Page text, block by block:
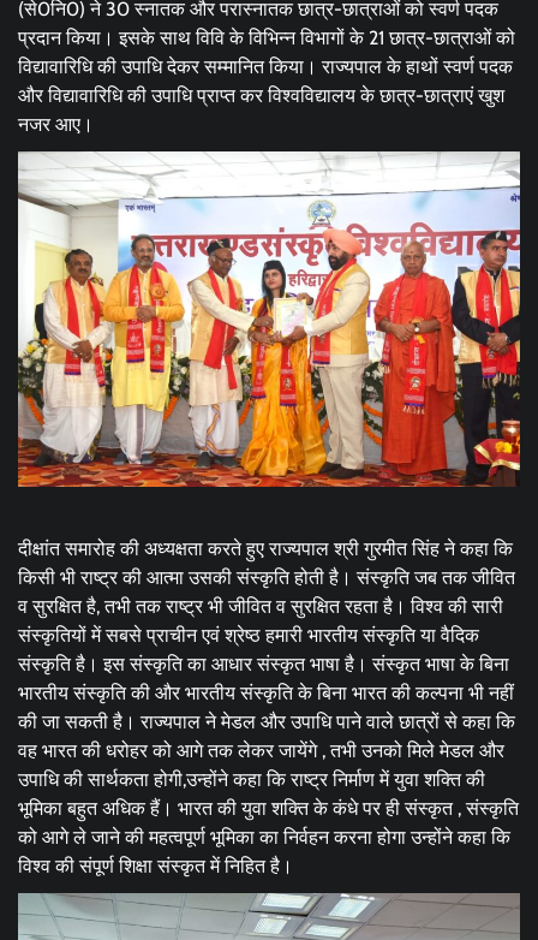
(से0नि0) ने 30 स्नातक और परास्नातक छात्र-छात्राओं को स्वर्ण पदक
प्रदान किया। इसके साथ विवि के विभिन्न विभागों के 21 छात्र-छात्राओं को
विद्यावारिधि की उपाधि देकर सम्मानित किया। राज्यपाल के हाथों स्वर्ण पदक
और विद्यावारिधि की उपाधि प्राप्त कर विश्वविद्यालय के छात्र-छात्राएं खुश
नजर आए।
दीक्षांत समारोह की अध्यक्षता करते हुए राज्यपाल श्री गुरमीत सिंह ने कहा कि
किसी भी राष्ट्र की आत्मा उसकी संस्कृति होती है। संस्कृति जब तक जीवित
व सुरक्षित है, तभी तक राष्ट्र भी जीवित व सुरक्षित रहता है। विश्व की सारी
संस्कृतियों में सबसे प्राचीन एवं श्रेष्ठ हमारी भारतीय संस्कृति या वैदिक
संस्कृति है। इस संस्कृति का आधार संस्कृत भाषा है। संस्कृत भाषा के बिना
भारतीय संस्कृति की और भारतीय संस्कृति के बिना भारत की कल्पना भी नहीं
की जा सकती है। राज्यपाल ने मेडल और उपाधि पाने वाले छात्रों से कहा कि
वह भारत की धरोहर को आगे तक लेकर जायेंगे , तभी उनको मिले मेडल और
उपाधि की सार्थकता होगी,उन्होंने कहा कि राष्ट्र निर्माण में युवा शक्ति की
भूमिका बहुत अधिक हैं। भारत की युवा शक्ति के कंधे पर ही संस्कृत , संस्कृति
को आगे ले जाने की महत्वपूर्ण भूमिका का निर्वहन करना होगा उन्होंने कहा कि
विश्व की संपूर्ण शिक्षा संस्कृत में निहित है।